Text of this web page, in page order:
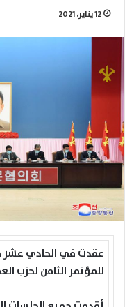
12 يناير، 2021
عقدت في الحادي عشر
للمؤتمر الثامن لحزب